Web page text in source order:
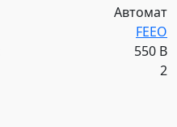
Автомат
FEEO
550 В
2